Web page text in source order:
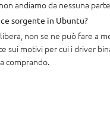
andiamo da nessuna
sorgente in Ubuntu?
non se ne può fare a
sui motivi per cui i driver
comprando.